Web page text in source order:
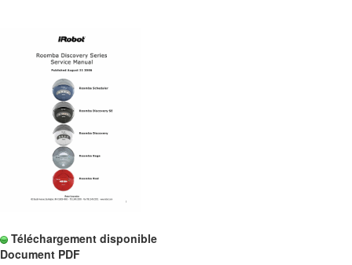
Téléchargement disponible
Document PDF